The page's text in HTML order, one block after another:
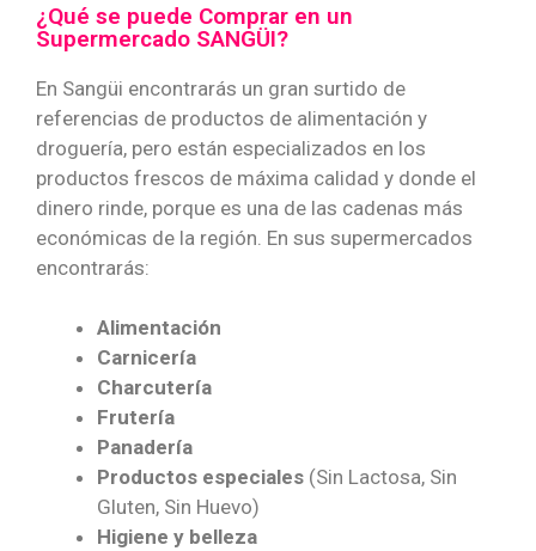
¿Qué se puede Comprar en un
Supermercado SANGÜI?
En Sangüi encontrarás un gran surtido de
referencias de productos de alimentación y
droguería, pero están especializados en los
productos frescos de máxima calidad y donde el
dinero rinde, porque es una de las cadenas más
económicas de la región. En sus supermercados
encontrarás:
Alimentación
Carnicería
Charcutería
Frutería
Panadería
Productos especiales (Sin Lactosa, Sin
Gluten, Sin Huevo)
Higiene y belleza